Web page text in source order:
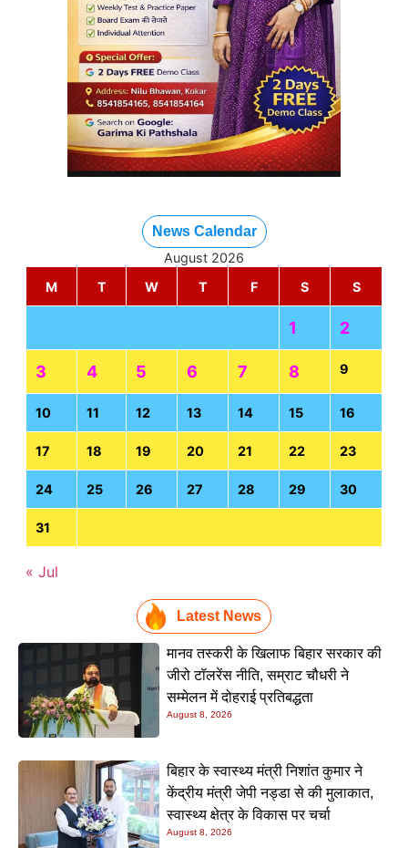
News Calendar
August 2026
M
T W T F S S
1 2
3 4 5 6 7 8 9
10 11 12 13 14 15 16
17 18 19 20 21 22 23
24 25 26 27 28 29 30
31
« Jul
Latest News
मानव तस्करी के खिलाफ बिहार सरकार की
जीरो टॉलरेंस नीति, सम्राट चौधरी ने
सम्मेलन में दोहराई प्रतिबद्धता
August 8, 2026
बिहार के स्वास्थ्य मंत्री निशांत कुमार ने
केंद्रीय मंत्री जेपी नड्डा से की मुलाकात,
स्वास्थ्य क्षेत्र के विकास पर चर्चा
August 8, 2026